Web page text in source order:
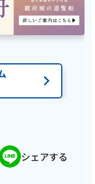
シェアする